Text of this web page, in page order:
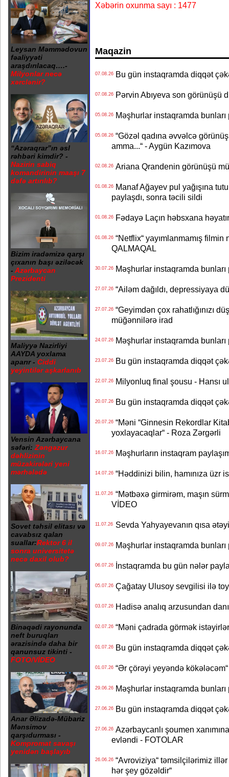
Leysan Məmmədovun
fəaliyyəti
araşdırılacaq….-
Milyonlar necə
xərclənir?
“Azəraqrar”ın əsl
rəhbəri kimdir? -
Nazirin sabiq
komandirinin maaşı 7
dəfə artırılıb?
Bizim iradəmizə qarşı
çıxanın başı əziləcək
- Azərbaycan
Prezidenti
Maliyyə Nazirliyi
AAYDA yoxlama
aparır - Ciddi
yeyintilər aşkarlanıb
Vensin Azərbaycana
səfəri: Zəngəzur
dəhlizinin
müzakirələri yeni
mərhələdə
Sovet təhsil elitası və
cavabsız qalan
suallar:Rektor 6 il
sonra universitetə
necə daxil olub?
Binəqədi rayonunda
neft buruqları
ərazisində daha bir
qanunsuz tikinti -
FOTO/VİDEO
Anar Əlizadə-Mübariz
Mənsimov
qarşıdurması -
Kompromat savaşı
yenidən başlayıb
Xəbərin oxunma sayı : 1477
Maqazin
07.08.26Bu gün instaqramda diqqət
07.08.26Pərvin Abıyeva son görünüşü
05.08.26Məşhurlar instaqramda bunları
05.08.26“Gözəl qadına əvvəlcə
amma...“ - Aygün Kazımova
02.08.26Ariana Qrandenin görünüşü
01.08.26Manaf Ağayev pul yağışına
paylaşdı, sonra təcili sildi
01.08.26Fədayə Laçın həbsxana
01.08.26“Netflix“ yayımlanmamış
QALMAQAL
30.07.26Məşhurlar instaqramda bunları
27.07.26“Ailəm dağıldı, depressiyaya
27.07.26“Geyimdən çox rahatlığınızı
müğənnilərə irad
24.07.26Məşhurlar instaqramda bunları
23.07.26Bu gün instaqramda diqqət
22.07.26Milyonluq final şousu - Hansı
20.07.26Bu gün instaqramda diqqət
20.07.26“Məni “Ginnesin Rekordlar
yoxlayacaqlar“ - Roza Zərgərli
16.07.26Məşhurların instaqram
14.07.26“Həddinizi bilin, hamınıza üzr
11.07.26“Mətbəxə girmirəm, maşın
VİDEO
11.07.26Sevda Yahyayevanın qısa
09.07.26Məşhurlar instaqramda bunları
06.07.26İnstaqramda bu gün nələr
05.07.26Çağatay Ulusoy sevgilisi ilə
03.07.26Hadisə analıq arzusundan
02.07.26“Məni çadrada görmək
01.07.26Bu gün instaqramda diqqət
01.07.26“Ər çörəyi yeyəndə kökələcəm“
29.06.26Məşhurlar instaqramda bunları
27.06.26Bu gün instaqramda diqqət
27.06.26Azərbaycanlı şoumen
evləndi - FOTOLAR
26.06.26“Avroviziya“ təmsilçilərimiz illər
hər şey gözəldir“